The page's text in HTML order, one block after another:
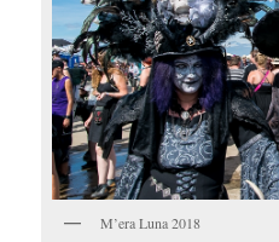
M’era Luna 2018